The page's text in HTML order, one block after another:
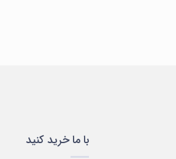
با ما خرید کنید